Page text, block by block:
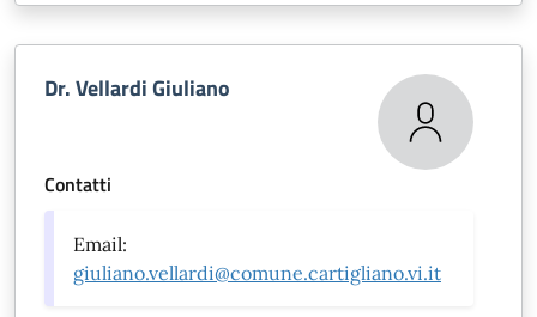
Dr. Vellardi Giuliano
Contatti
Email:
giuliano.vellardi@comune.cartigliano.vi.it